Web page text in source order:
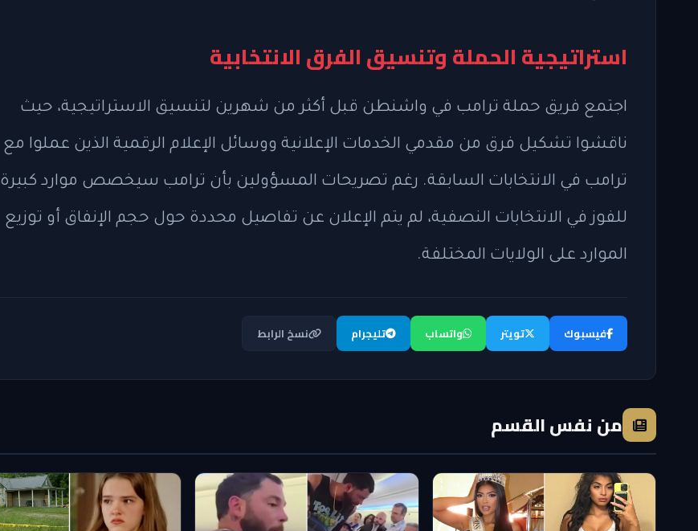
استراتيجية الحملة وتنسيق الفرق الانتخابية
اجتمع فريق حملة ترامب في واشنطن قبل أكثر من شهرين لتنسيق الاستراتيجية، حيث
ناقشوا تشكيل فرق من مقدمي الخدمات الإعلانية ووسائل الإعلام الرقمية الذين عملوا مع
ترامب في الانتخابات السابقة. رغم تصريحات المسؤولين بأن ترامب سيخصص موارد كبيرة
للفوز في الانتخابات النصفية، لم يتم الإعلان عن تفاصيل محددة حول حجم الإنفاق أو توزيع
الموارد على الولايات المختلفة.
فيسبوك تويتر واتساب تليجرام نسخ الرابط
من نفس القسم